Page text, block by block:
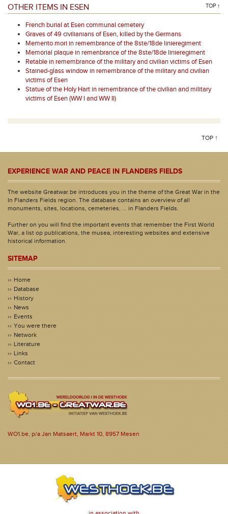
OTHER ITEMS IN ESEN TOP ↑
French burial at Esen communal cemetery
Graves of 49 civilianians of Esen, killed by the Germans
Memento mori in remembrance of the 8ste/18de linieregiment
Memorial plaque in remenbrance of the 8ste/18de linieregiment
Retable in remembrance of the military and civilian victims of Esen
Stained-glass window in remembrance of the military and civilian
victims of Esen
Statue of the Holy Hart in remembrance of the civilian and military
victims of Esen (WW I and WW II)
TOP ↑
EXPERIENCE WAR AND PEACE IN FLANDERS FIELDS
The website Greatwar.be introduces you in the theme of the Great War in the
In Flanders Fields region. The database contains an overview of all
monuments, sites, locations, cemeteries, ... in Flanders Fields.
Further on you will find the important events that remember the First World
War, a list op publications, the musea, interesting websites and extensive
historical information.
SITEMAP
Home
Database
History
News
Events
You were there
Network
Literature
Links
Contact
WO1.be, p/a Jan Matsaert, Markt 10, 8957 Mesen